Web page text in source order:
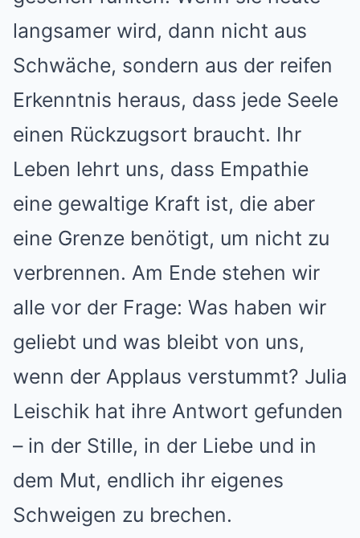
langsamer wird, dann nicht aus
Schwäche, sondern aus der reifen
Erkenntnis heraus, dass jede Seele
einen Rückzugsort braucht. Ihr
Leben lehrt uns, dass Empathie
eine gewaltige Kraft ist, die aber
eine Grenze benötigt, um nicht zu
verbrennen. Am Ende stehen wir
alle vor der Frage: Was haben wir
geliebt und was bleibt von uns,
wenn der Applaus verstummt? Julia
Leischik hat ihre Antwort gefunden
– in der Stille, in der Liebe und in
dem Mut, endlich ihr eigenes
Schweigen zu brechen.